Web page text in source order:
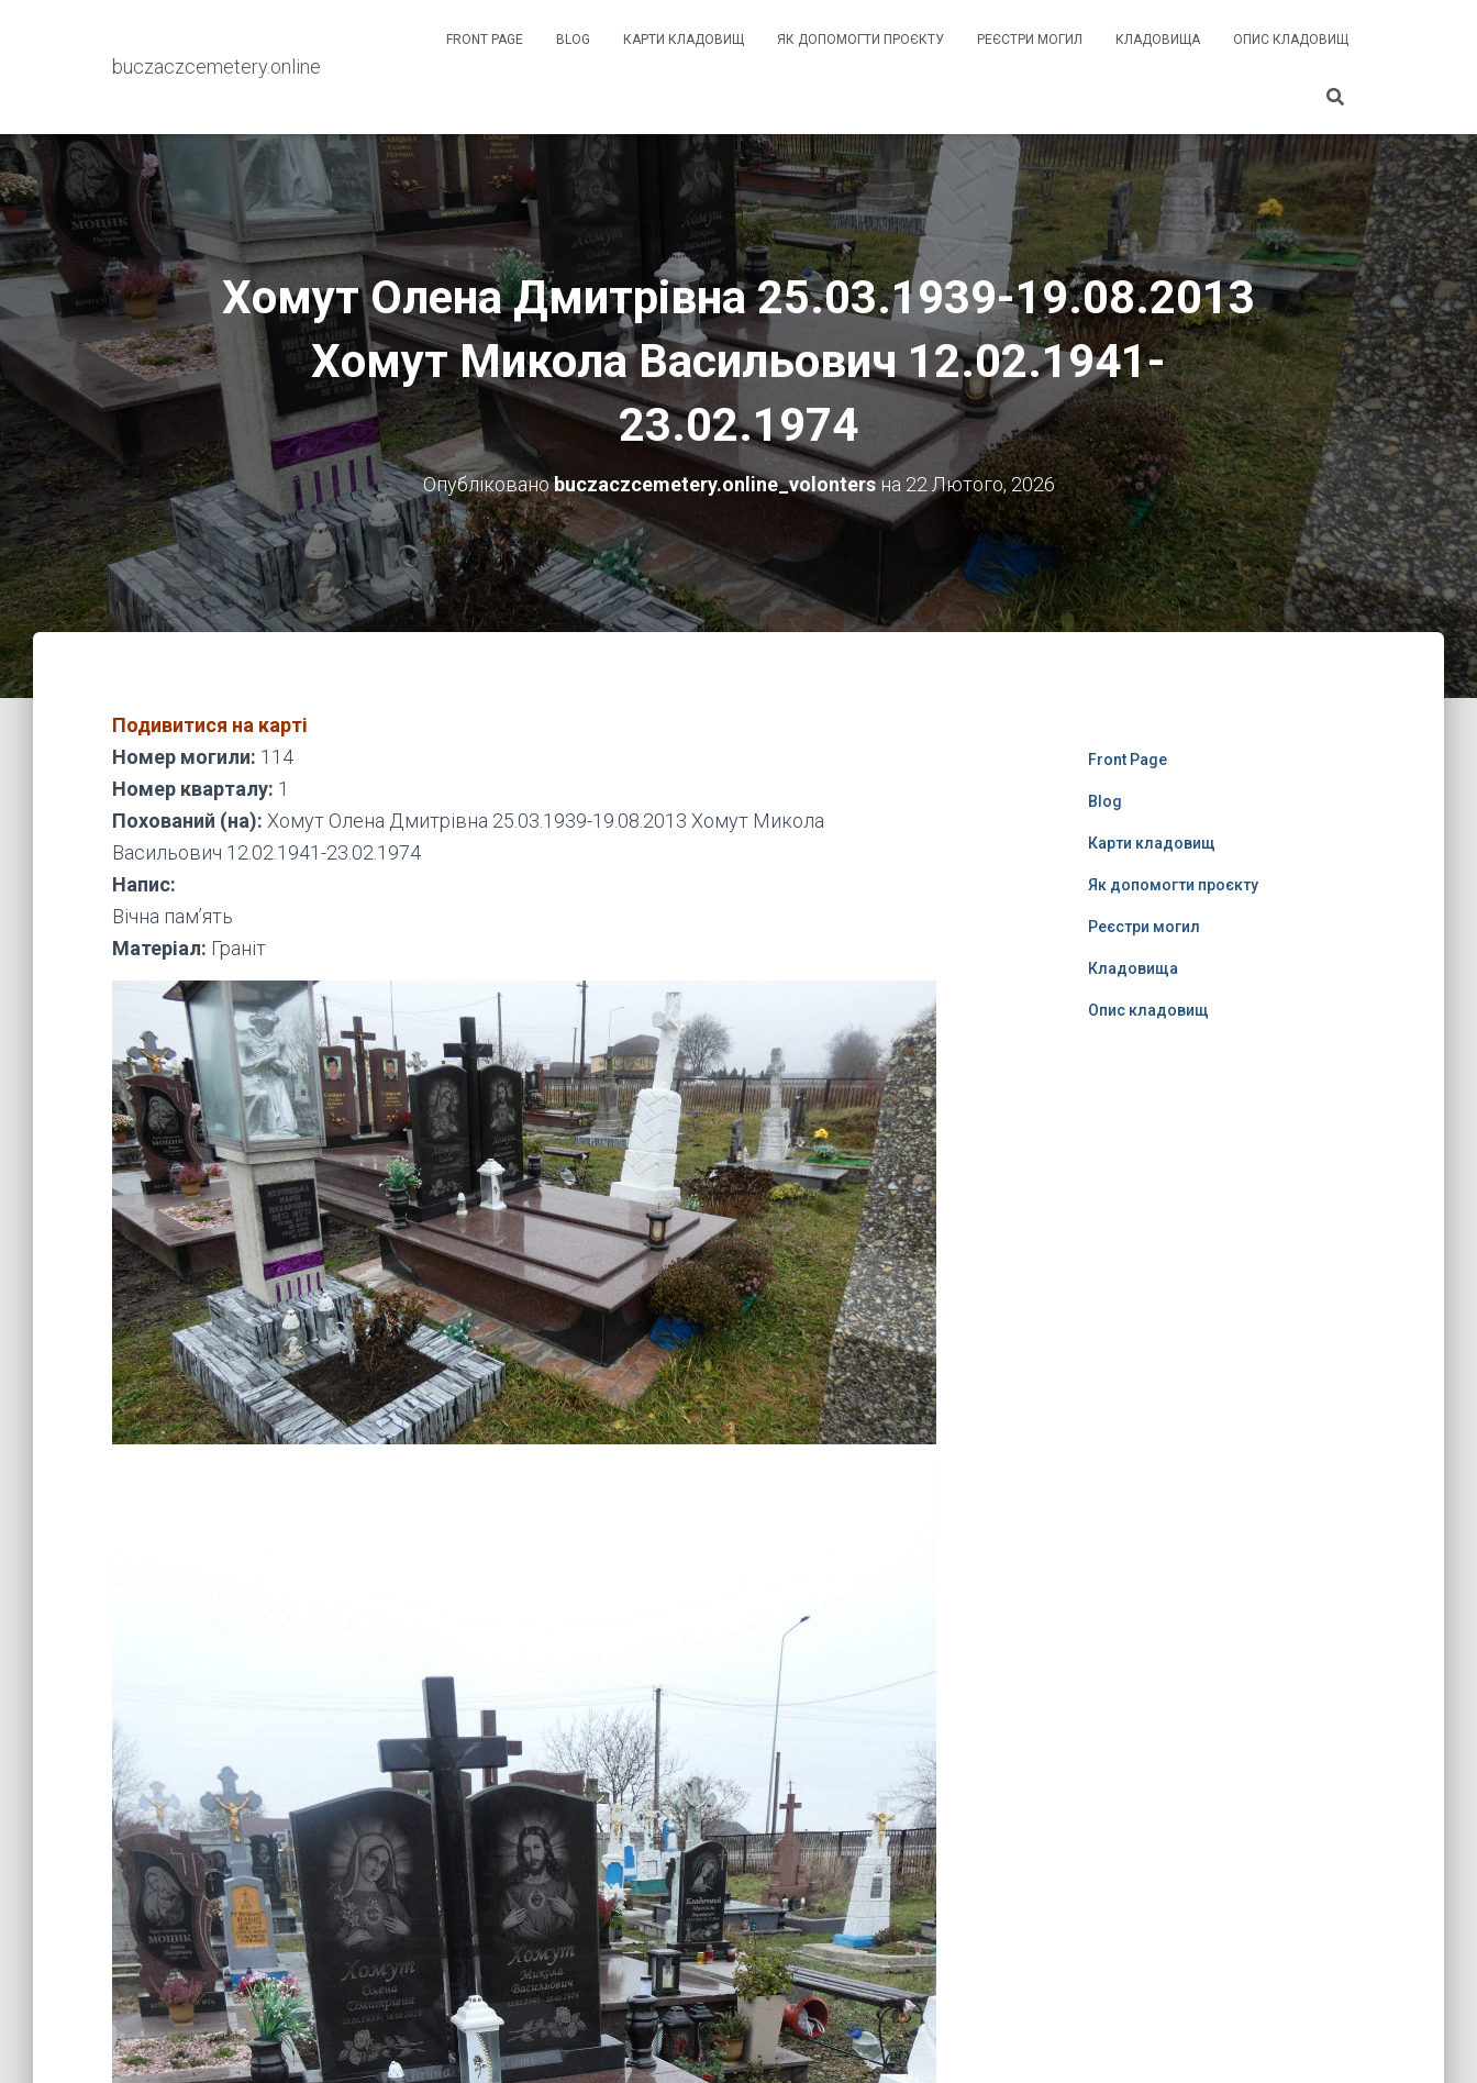
buczaczcemetery.online
FRONT PAGE BLOG КАРТИ КЛАДОВИЩ ЯК ДОПОМОГТИ ПРОЄКТУ РЕЄСТРИ МОГИЛ КЛАДОВИЩА ОПИС КЛАДОВИЩ
Хомут Олена Дмитрівна 25.03.1939-19.08.2013
Хомут Микола Васильович 12.02.1941-
23.02.1974
Опублікованоbuczaczcemetery.online_volontersна 22 Лютого, 2026
Подивитися на карті
Номер могили: 114
Номер кварталу: 1
Похований (на): Хомут Олена Дмитрівна 25.03.1939-19.08.2013 Хомут Микола
Васильович 12.02.1941-23.02.1974
Напис:
Вічна пам’ять
Матеріал: Граніт
Front Page
Blog
Карти кладовищ
Як допомогти проєкту
Реєстри могил
Кладовища
Опис кладовищ